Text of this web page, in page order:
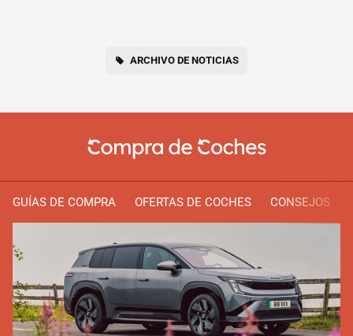
ARCHIVO DE NOTICIAS
GUÍAS DE COMPRA OFERTAS DE COCHES CONSEJOS